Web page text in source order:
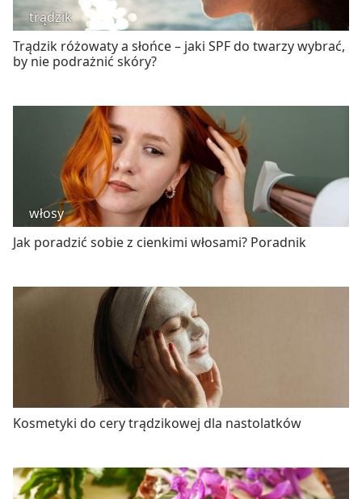
trądzik
Trądzik różowaty a słońce – jaki SPF do twarzy wybrać,
by nie podrażnić skóry?
włosy
Jak poradzić sobie z cienkimi włosami? Poradnik
Kosmetyki do cery trądzikowej dla nastolatków